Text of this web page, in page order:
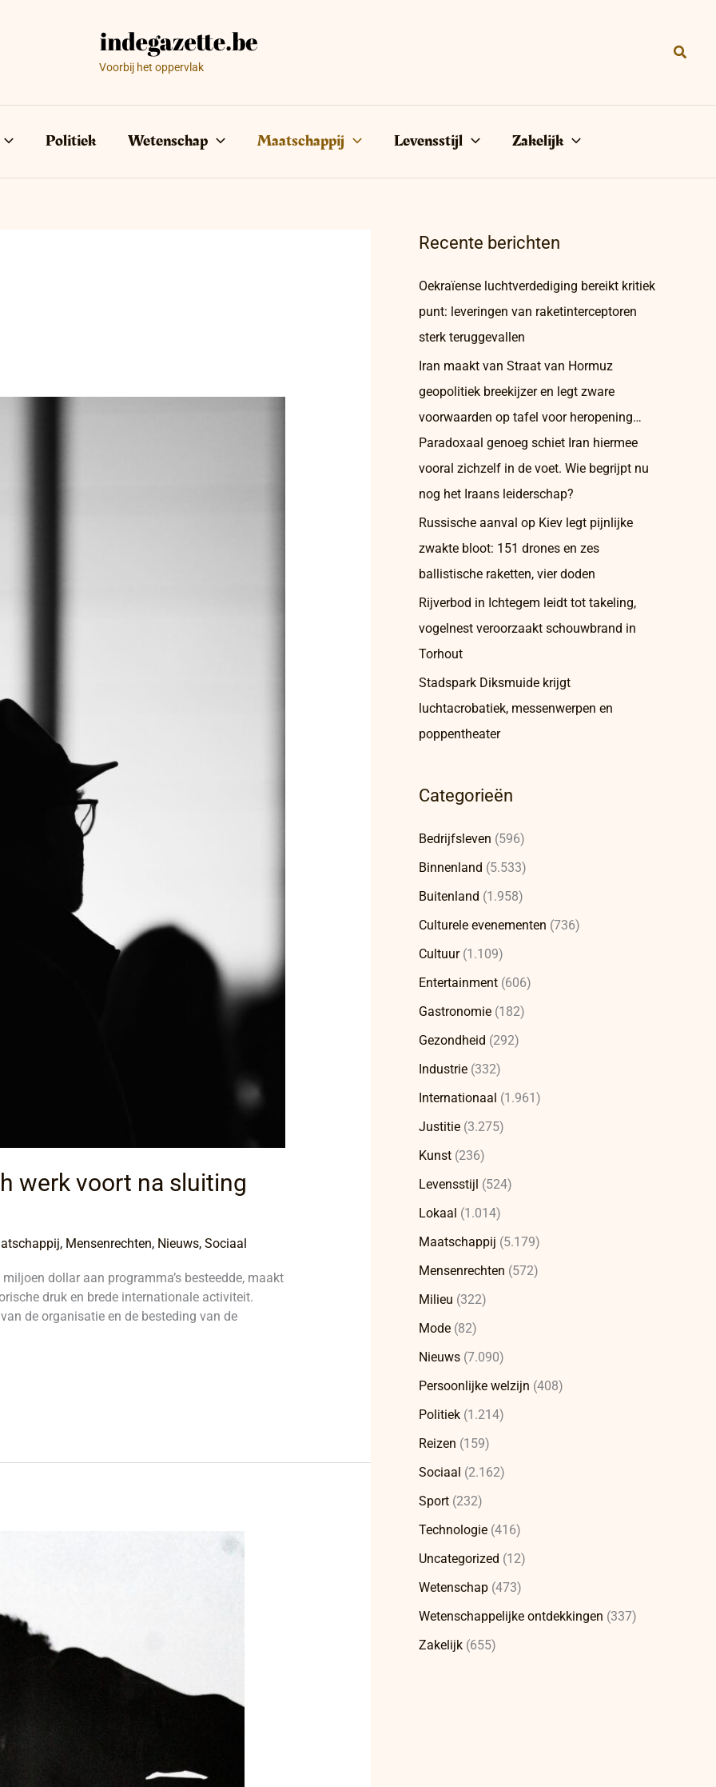
Voorbij het oppervlak
Politiek Wetenschap Maatschappij Levensstijl Zakelijk
werk voort na sluiting
, Mensenrechten, Nieuws, Sociaal
dollar aan programma’s besteedde, maakt
druk en brede internationale activiteit.
de organisatie en de besteding van de
Recente berichten
Oekraïense luchtverdediging bereikt kritiek
punt: leveringen van raketinterceptoren
sterk teruggevallen
Iran maakt van Straat van Hormuz
geopolitiek breekijzer en legt zware
voorwaarden op tafel voor heropening…
Paradoxaal genoeg schiet Iran hiermee
vooral zichzelf in de voet. Wie begrijpt nu
nog het Iraans leiderschap?
Russische aanval op Kiev legt pijnlijke
zwakte bloot: 151 drones en zes
ballistische raketten, vier doden
Rijverbod in Ichtegem leidt tot takeling,
vogelnest veroorzaakt schouwbrand in
Torhout
Stadspark Diksmuide krijgt
luchtacrobatiek, messenwerpen en
poppentheater
Categorieën
Bedrijfsleven (596)
Binnenland (5.533)
Buitenland (1.958)
Culturele evenementen (736)
Cultuur(1.109)
Entertainment (606)
Gastronomie (182)
Gezondheid (292)
Industrie (332)
Internationaal (1.961)
Justitie (3.275)
Kunst (236)
Levensstijl (524)
Lokaal (1.014)
Maatschappij (5.179)
Mensenrechten (572)
Milieu (322)
Mode (82)
Nieuws (7.090)
Persoonlijke welzijn (408)
Politiek (1.214)
Reizen (159)
Sociaal (2.162)
Sport (232)
Technologie (416)
Uncategorized (12)
Wetenschap (473)
Wetenschappelijke ontdekkingen (337)
Zakelijk (655)